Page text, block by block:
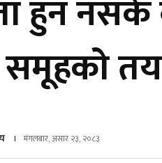
हुन नसके
मंगलबार, असार २३, २०८३